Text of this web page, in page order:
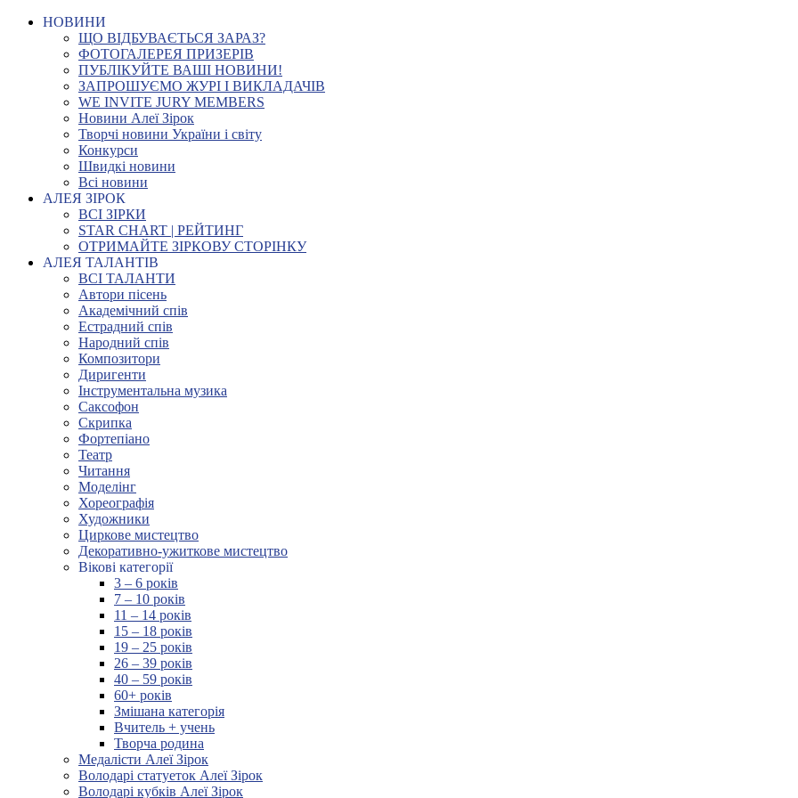
НОВИНИ
ЩО ВІДБУВАЄТЬСЯ ЗАРАЗ?
ФОТОГАЛЕРЕЯ ПРИЗЕРІВ
ПУБЛІКУЙТЕ ВАШІ НОВИНИ!
ЗАПРОШУЄМО ЖУРІ І ВИКЛАДАЧІВ
WE INVITE JURY MEMBERS
Новини Алеї Зірок
Творчі новини України і світу
Конкурси
Швидкі новини
Всі новини
АЛЕЯ ЗІРОК
ВСІ ЗІРКИ
STAR CHART | РЕЙТИНГ
ОТРИМАЙТЕ ЗІРКОВУ СТОРІНКУ
АЛЕЯ ТАЛАНТІВ
ВСІ ТАЛАНТИ
Автори пісень
Академічний спів
Естрадний спів
Народний спів
Композитори
Диригенти
Інструментальна музика
Саксофон
Скрипка
Фортепіано
Театр
Читання
Моделінг
Хореографія
Художники
Циркове мистецтво
Декоративно-ужиткове мистецтво
Вікові категорії
3 – 6 років
7 – 10 років
11 – 14 років
15 – 18 років
19 – 25 років
26 – 39 років
40 – 59 років
60+ років
Змішана категорія
Вчитель + учень
Творча родина
Медалісти Алеї Зірок
Володарі статуеток Алеї Зірок
Володарі кубків Алеї Зірок